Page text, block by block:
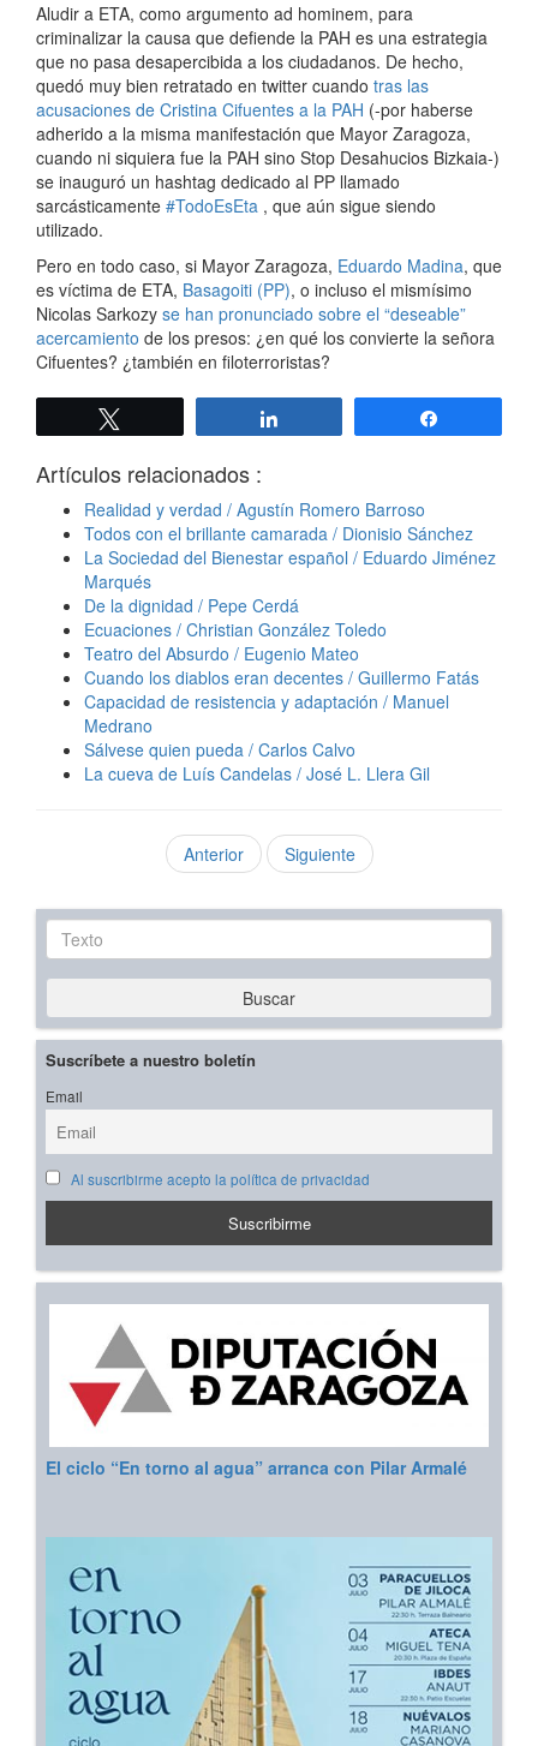
Aludir a ETA, como argumento ad hominem, para
criminalizar la causa que defiende la PAH es una estrategia
que no pasa desapercibida a los ciudadanos. De hecho,
quedó muy bien retratado en twitter cuando tras las
acusaciones de Cristina Cifuentes a la PAH (-por haberse
adherido a la misma manifestación que Mayor Zaragoza,
cuando ni siquiera fue la PAH sino Stop Desahucios Bizkaia-)
se inauguró un hashtag dedicado al PP llamado
sarcásticamente #TodoEsEta , que aún sigue siendo
utilizado.
Pero en todo caso, si Mayor Zaragoza, Eduardo Madina, que
es víctima de ETA, Basagoiti (PP), o incluso el mismísimo
Nicolas Sarkozy se han pronunciado sobre el “deseable”
acercamiento de los presos: ¿en qué los convierte la señora
Cifuentes? ¿también en filoterroristas?
Artículos relacionados :
Realidad y verdad / Agustín Romero Barroso
Todos con el brillante camarada / Dionisio Sánchez
La Sociedad del Bienestar español / Eduardo Jiménez
Marqués
De la dignidad / Pepe Cerdá
Ecuaciones / Christian González Toledo
Teatro del Absurdo / Eugenio Mateo
Cuando los diablos eran decentes / Guillermo Fatás
Capacidad de resistencia y adaptación / Manuel
Medrano
Sálvese quien pueda / Carlos Calvo
La cueva de Luís Candelas / José L. Llera Gil
Anterior Siguiente
Texto
Buscar
Suscríbete a nuestro boletín
Email
Al suscribirme acepto la política de privacidad
El ciclo “En torno al agua” arranca con Pilar Armalé